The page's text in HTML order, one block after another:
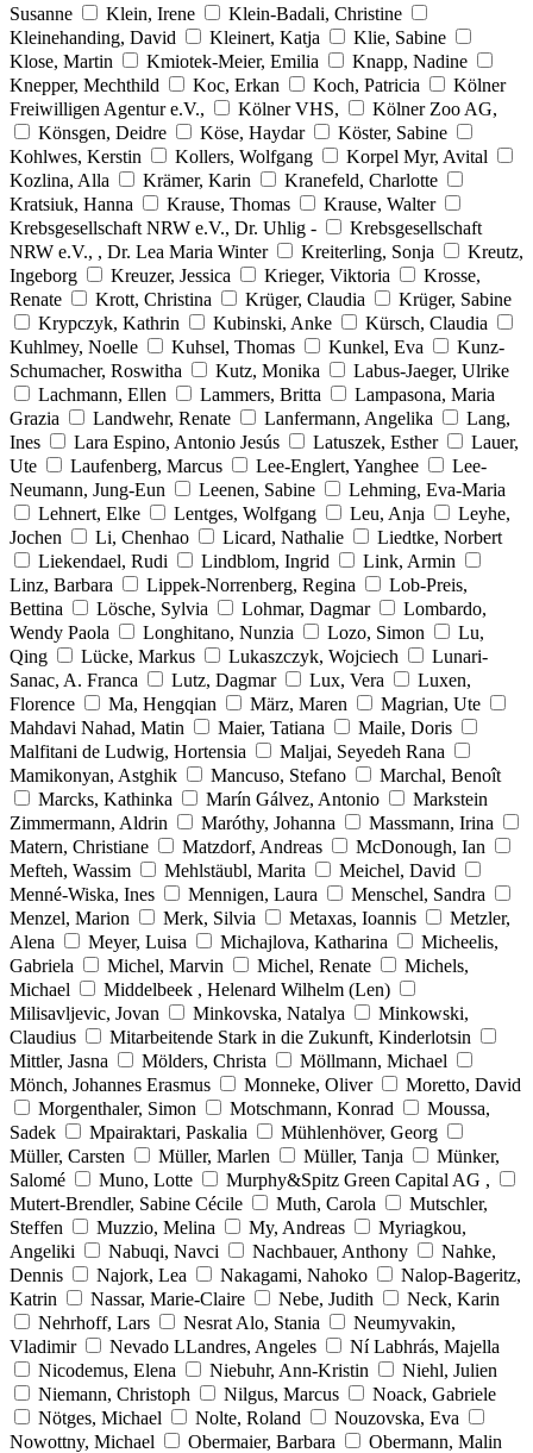
Susanne Klein, Irene
Klein-Badali, Christine
Kleinehanding, David
Kleinert, Katja
Klie, Sabine
Klose, Martin
Kmiotek-Meier, Emilia
Knapp, Nadine
Knepper, Mechthild
Koc, Erkan Koch, Patricia
Kölner
Freiwilligen Agentur e.V.,
Kölner VHS,
Kölner Zoo AG,
Könsgen, Deidre
Köse, Haydar
Köster, Sabine
Kohlwes, Kerstin
Kollers, Wolfgang
Korpel Myr, Avital
Kozlina, Alla
Krämer, Karin
Kranefeld, Charlotte
Kratsiuk, Hanna
Krause, Thomas
Krause, Walter
Krebsgesellschaft NRW e.V., Dr. Uhlig -
Krebsgesellschaft
NRW e.V., , Dr. Lea Maria Winter
Kreiterling, Sonja
Kreutz,
Ingeborg
Kreuzer, Jessica Krieger, Viktoria
Krosse,
Renate
Krott, Christina Krüger, Claudia
Krüger, Sabine
Krypczyk, Kathrin
Kubinski, Anke
Kürsch, Claudia
Kuhlmey, Noelle
Kuhsel, Thomas Kunkel, Eva
Kunz-
Schumacher, Roswitha
Kutz, Monika
Labus-Jaeger, Ulrike
Lachmann, Ellen
Lammers, Britta
Lampasona, Maria
Grazia
Landwehr, Renate Lanfermann, Angelika
Lang,
Ines
Lara Espino, Antonio Jesús Latuszek, Esther
Lauer,
Ute
Laufenberg, Marcus Lee-Englert, Yanghee
Lee-
Neumann, Jung-Eun
Leenen, Sabine
Lehming, Eva-Maria
Lehnert, Elke
Lentges, Wolfgang Leu, Anja
Leyhe,
Jochen
Li, Chenhao Licard, Nathalie
Liedtke, Norbert
Liekendael, Rudi
Lindblom, Ingrid
Link, Armin
Linz, Barbara
Lippek-Norrenberg, Regina
Lob-Preis,
Bettina
Lösche, Sylvia Lohmar, Dagmar
Lombardo,
Wendy Paola
Longhitano, Nunzia Lozo, Simon
Lu,
Qing
Lücke, Markus Lukaszczyk, Wojciech
Lunari-
Sanac, A. Franca
Lutz, Dagmar Lux, Vera
Luxen,
Florence
Ma, Hengqian März, Maren
Magrian, Ute
Mahdavi Nahad, Matin
Maier, Tatiana
Maile, Doris
Malfitani de Ludwig, Hortensia
Maljai, Seyedeh Rana
Mamikonyan, Astghik
Mancuso, Stefano
Marchal, Benoît
Marcks, Kathinka
Marín Gálvez, Antonio
Markstein
Zimmermann, Aldrin
Maróthy, Johanna
Massmann, Irina
Matern, Christiane
Matzdorf, Andreas
McDonough, Ian
Mefteh, Wassim
Mehlstäubl, Marita
Meichel, David
Menné-Wiska, Ines
Mennigen, Laura
Menschel, Sandra
Menzel, Marion
Merk, Silvia Metaxas, Ioannis
Metzler,
Alena
Meyer, Luisa Michajlova, Katharina
Micheelis,
Gabriela
Michel, Marvin Michel, Renate
Michels,
Michael
Middelbeek , Helenard Wilhelm (Len)
Milisavljevic, Jovan
Minkovska, Natalya
Minkowski,
Claudius
Mitarbeitende Stark in die Zukunft, Kinderlotsin
Mittler, Jasna
Mölders, Christa
Möllmann, Michael
Mönch, Johannes Erasmus
Monneke, Oliver
Moretto, David
Morgenthaler, Simon
Motschmann, Konrad
Moussa,
Sadek
Mpairaktari, Paskalia
Mühlenhöver, Georg
Müller, Carsten
Müller, Marlen Müller, Tanja
Münker,
Salomé
Muno, Lotte
Murphy&Spitz Green Capital AG ,
Mutert-Brendler, Sabine Cécile
Muth, Carola
Mutschler,
Steffen
Muzzio, Melina My, Andreas
Myriagkou,
Angeliki
Nabuqi, Navci Nachbauer, Anthony
Nahke,
Dennis
Najork, Lea Nakagami, Nahoko
Nalop-Bageritz,
Katrin
Nassar, Marie-Claire Nebe, Judith
Neck, Karin
Nehrhoff, Lars
Nesrat Alo, Stania
Neumyvakin,
Vladimir
Nevado LLandres, Angeles
Ní Labhrás, Majella
Nicodemus, Elena
Niebuhr, Ann-Kristin
Niehl, Julien
Niemann, Christoph
Nilgus, Marcus
Noack, Gabriele
Nötges, Michael
Nolte, Roland
Nouzovska, Eva
Nowottny, Michael
Obermaier, Barbara
Obermann, Malin